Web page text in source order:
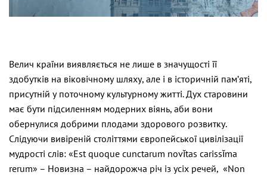
Велич країни виявляється не лише в значущості її
здобутків на віковічному шляху, але і в історичній пам’яті,
присутній у поточному культурному житті. Дух старовини
має бути підсиленням модерних віянь, аби вони
обернулися добрими плодами здорового розвитку.
Слідуючи вивіреній століттями європейської цивілізації
мудрості слів: «Est quoque cunctarum novĭtas carissĭma
rerum» – Новизна – найдорожча річ із усіх речей, «Non